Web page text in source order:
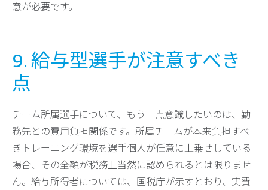
意が必要です。
9. 給与型選手が注意すべき
点
チーム所属選手について、もう一点意識したいのは、勤
務先との費用負担関係です。所属チームが本来負担すべ
きトレーニング環境を選手個人が任意に上乗せしている
場合、その全額が税務上当然に認められるとは限りませ
ん。給与所得者については、国税庁が示すとおり、実費